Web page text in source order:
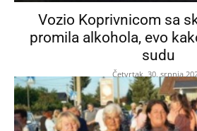
Vozio Koprivnicom sa
promila alkohola, evo
sudu
Četvrtak, 30. srpnja